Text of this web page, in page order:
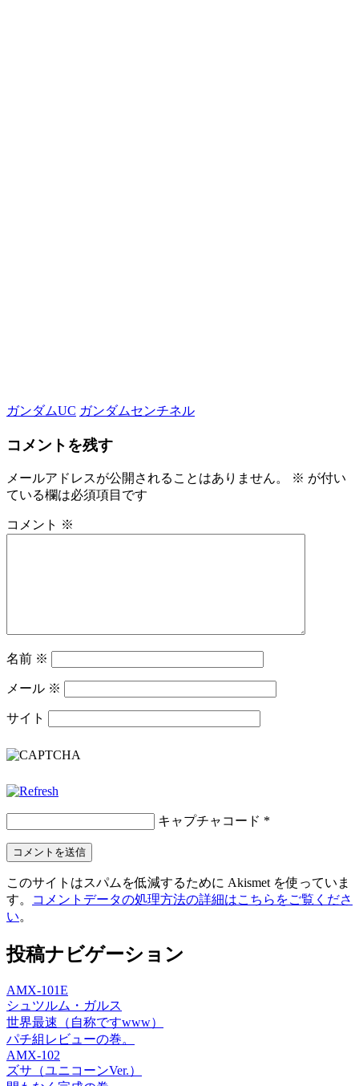
ガンダムUC ガンダムセンチネル
コメントを残す
メールアドレスが公開されることはありません。 ※ が付い
ている欄は必須項目です
コメント ※
名前 ※
メール ※
サイト
キャプチャコード *
このサイトはスパムを低減するために Akismet を使っていま
す。
コメントデータの処理方法の詳細はこちらをご覧くださ
い。
投稿ナビゲーション
AMX-101E
シュツルム・ガルス
世界最速（自称ですwww）
パチ組レビューの巻。
AMX-102
ズサ（ユニコーンVer.）